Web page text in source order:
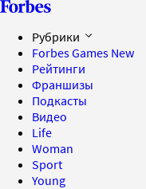
Рубрики
Forbes Games New
Рейтинги
Франшизы
Подкасты
Видео
Life
Woman
Sport
Young